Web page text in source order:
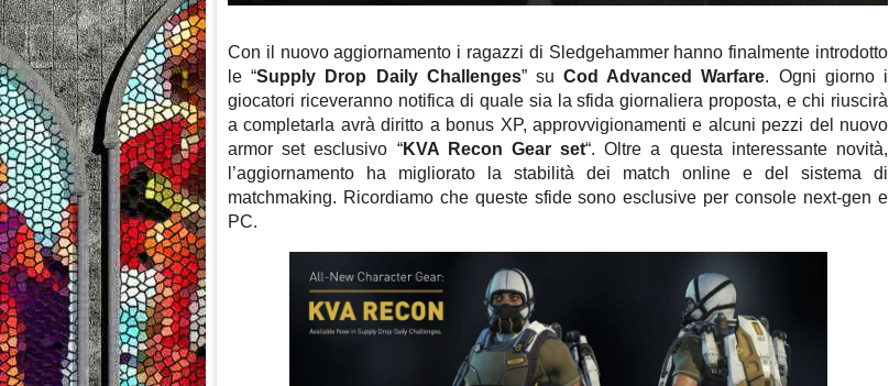
Con il nuovo aggiornamento i ragazzi di Sledgehammer hanno finalmente introdotto
le “Supply Drop Daily Challenges” suCod Advanced Warfare. Ogni giorno i
giocatori riceveranno notifica di quale sia la sfida giornaliera proposta, e chi riuscirà
a completarla avrà diritto a bonus XP, approvvigionamenti e alcuni pezzi del nuovo
armor set esclusivo “KVA Recon Gear set“. Oltre a questa interessante novità,
l’aggiornamento ha migliorato la stabilità dei match online e del sistema di
matchmaking. Ricordiamo che queste sfide sono esclusive per console next-gen e
PC.